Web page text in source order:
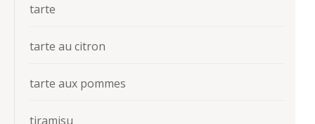
tarte
tarte au citron
tarte aux pommes
tiramisu